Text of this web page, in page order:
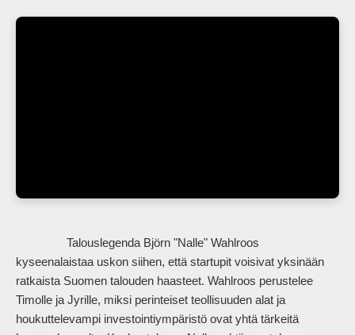
kyseenalaistaa uskon siihen, että startupit voisivat yksinään
ratkaista Suomen talouden haasteet. Wahlroos perustelee
Timolle ja Jyrille, miksi perinteiset teollisuuden alat ja
houkuttelevampi investointiympäristö ovat yhtä tärkeitä